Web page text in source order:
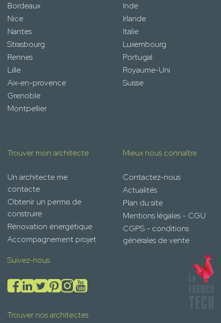
Bordeaux
Nice
Nantes
Strasbourg
Rennes
Lille
Aix-en-provence
Grenoble
Montpellier
Inde
Irlande
Italie
Luxembourg
Portugal
Royaume-Uni
Suisse
Trouver mon architecte
Un architecte me
contacte
Obtenir un permis de
construire
Rénovation énergétique
Accompagnement projet
Mieux nous connaître
Contactez-nous
Actualités
Plan du site
Mentions légales - CGU
CGPS - conditions
générales de vente
Suivez-nous
Trouver nos architectes